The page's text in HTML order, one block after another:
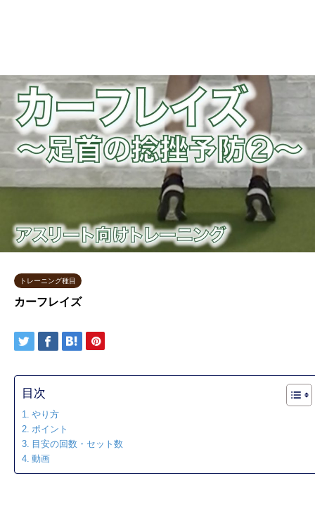
トレーニング種目
カーフレイズ
目次
やり方
ポイント
目安の回数・セット数
動画